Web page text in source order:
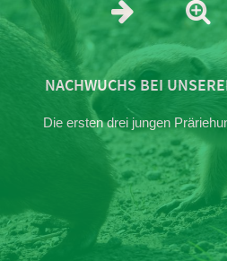
NACHWUCHS BEI
Die ersten drei jungen